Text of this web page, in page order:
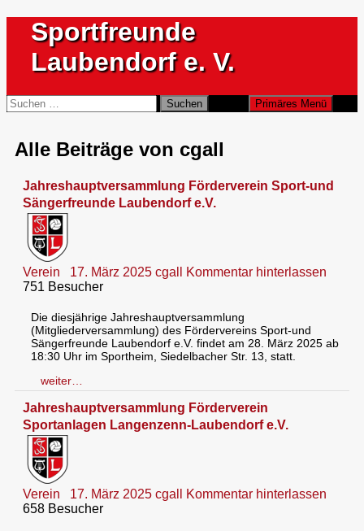
Inhalt
springen
Sportfreunde
Laubendorf e. V.
Suchen Primäres Menü
Suchen
nach:
Alle Beiträge von cgall
Jahreshauptversammlung Förderverein Sport-und
Sängerfreunde Laubendorf e.V.
Verein 17. März 2025 cgall
Kommentar hinterlassen
751 Besucher
Die diesjährige Jahreshauptversammlung
(Mitgliederversammlung) des Fördervereins Sport-und
Sängerfreunde Laubendorf e.V. findet am 28. März 2025 ab
18:30 Uhr im Sportheim, Siedelbacher Str. 13, statt.
weiter…
Jahreshauptversammlung Förderverein
Sportanlagen Langenzenn-Laubendorf e.V.
Verein 17. März 2025 cgall
Kommentar hinterlassen
658 Besucher